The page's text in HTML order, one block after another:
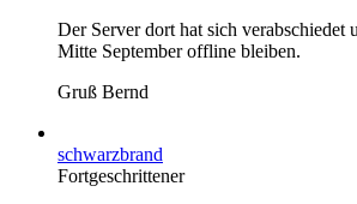
Der Server dort hat sich verabschiedet
Mitte September offline bleiben.
Gruß Bernd
schwarzbrand
Fortgeschrittener